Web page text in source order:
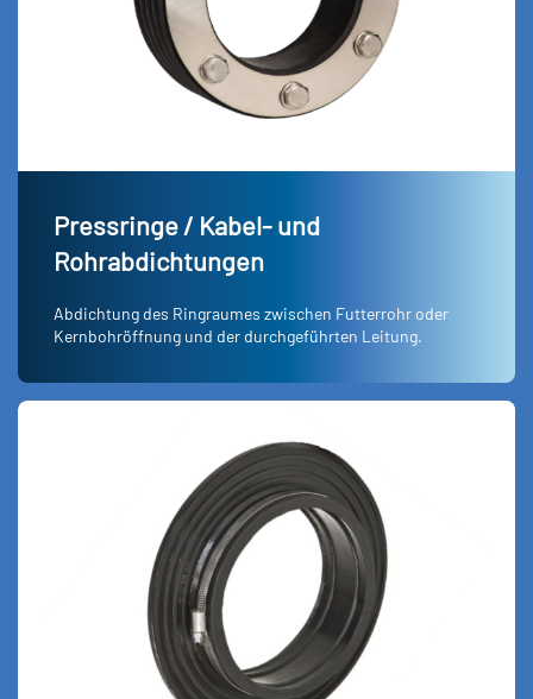
Pressringe / Kabel- und
Rohrabdichtungen
Abdichtung des Ringraumes zwischen Futterrohr oder
Kernbohröffnung und der durchgeführten Leitung.